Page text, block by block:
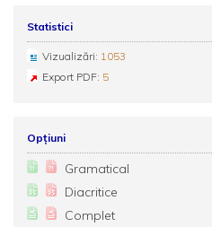
Statistici
Vizualizări: 1053
Export PDF: 5
Opțiuni
Gramatical
Diacritice
Complet